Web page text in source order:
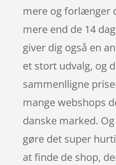
mere og forlænger
mere end de 14
giver dig også en
et stort udvalg, og
sammenlligne
mange webshops
danske marked.
gøre det super
at finde de shop,